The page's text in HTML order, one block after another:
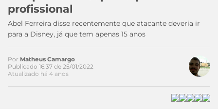
SITES
DE
APOSTAS
2026
CÓDIGO
TIMES
MEU
TIME
CAMPEONATOS
profissional
Abel Ferreira disse recentemente que atacante deveria ir
para a Disney, já que tem apenas 15 anos
no Twitter
Por Matheus Camargo
Publicado 16:37 de 25/01/2022
Atualizado há 4 anos